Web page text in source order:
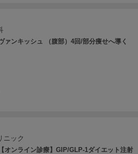
ァンキッシュ （腹部）4回/部分痩せへ導く
ニック
【オンライン診療】GIP/GLP-1ダイエット注射